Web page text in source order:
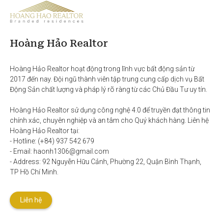
Hoàng Hảo Realtor
Hoàng Hảo Realtor hoạt động trong lĩnh vực bất động sản từ
2017 đến nay. Đội ngũ thành viên tập trung cung cấp dịch vụ Bất
Động Sản chất lượng và pháp lý rõ ràng từ các Chủ Đầu Tư uy tín.
Hoàng Hảo Realtor sử dụng công nghệ 4.0 để truyền đạt thông tin
chính xác, chuyên nghiệp và an tâm cho Quý khách hàng. Liên hệ
Hoàng Hảo Realtor tại:
- Hotline: (+84) 937 542 679
- Email: haonh1306@gmail.com
- Address: 92 Nguyễn Hữu Cảnh, Phường 22, Quận Bình Thạnh,
TP Hồ Chí Minh.
Liên hệ